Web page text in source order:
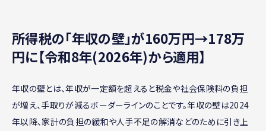
所得税の「年収の壁」が160万円→178万
円に【令和8年(2026年)から適用】
年収の壁とは、年収が一定額を超えると税金や社会保険料の負担
が増え、手取りが減るボーダーラインのことです。年収の壁は2024
年以降、家計の負担の緩和や人手不足の解消などのために引き上